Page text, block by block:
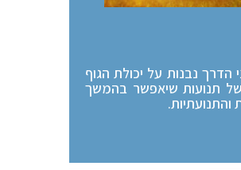
נבנות על יכולת הגוף
תנועות שיאפשר בהמשך
והתנועתיות.